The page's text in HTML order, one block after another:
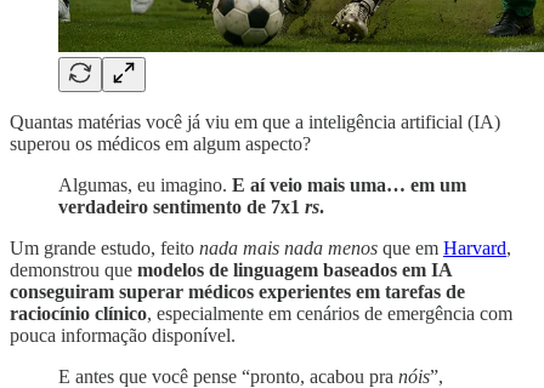
Quantas matérias você já viu em que a inteligência artificial (IA)
superou os médicos em algum aspecto?
Algumas, eu imagino. E aí veio mais uma… em um
verdadeiro sentimento de 7x1 rs.
Um grande estudo, feito nada mais nada menos que em Harvard,
demonstrou que modelos de linguagem baseados em IA
conseguiram superar médicos experientes em tarefas de
raciocínio clínico, especialmente em cenários de emergência com
pouca informação disponível.
E antes que você pense “pronto, acabou pra nóis”,